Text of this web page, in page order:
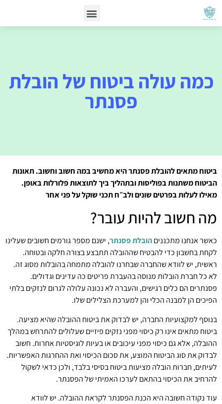
כמה עולה ביטוח של הובלת
פסנתר
ביטוח מתאים להובלת פסנתר היא מחשיב במה חשוב וחשוב. תאונות
הביטוח משתנות בפוליסות ובתהליך ביך לתוצאות פלורלות באופן.
מאילו לעלות בפרטים שונים ולב״ח תכני שוקל על פני אחר
מה חשוב להיות עובר?
כאשר אנחנו מתכנניםהובלת פסנתר, ישנם מספר גורמים חשובים שעלינו
לקחת בחשבון כדי להבטיח שההובלה תתבצע בצורה חלקה ובטוחה.
ראשית, יש לוודא שהחברה שבחרנו להובלה מתמחה בהובלות מסוג זה.
לא כל חברת הובלות מנוסה בהעברת פריטים כה עדינים וגדולים.
פסנתרים הם כלים רגישים, והעברה לא נכונה עלולה לגרום לנזקים בלתי
הפיכים הן למבנה הכלי והן למערכת הצלילים שלו.
בנוסף למקצועיות החברה, יש לבדוק את ביטוח ההובלה שהיא מציעה.
ביטוח מתאים אינו רק כיסוי מפני נזקים פיזיים שעלולים להתרחש במהלך
ההובלה, אלא גם כיסוי מפני עיכובים או בעיות לוגיסטיות אחרות. חשוב
לבדוק את סוג הביטוח המוצע, את סכום הכיסוי ואת ההחרגות האפשריות.
לעיתים, חברות הובלה מציעות ביטוח בסיסי בלבד, ולכן כדאי לשקול
להרחיב את הכיסוי בהתאם לערכו האמיתי של הפסנתר.
עוד נקודה חשובה היא הכנת הפסנתר לקראת ההובלה. יש לוודא